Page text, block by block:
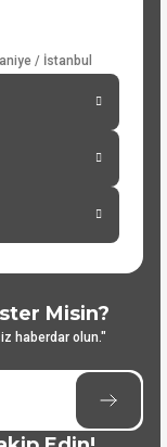
/ İstanbul
Misin?
haberdar olun."